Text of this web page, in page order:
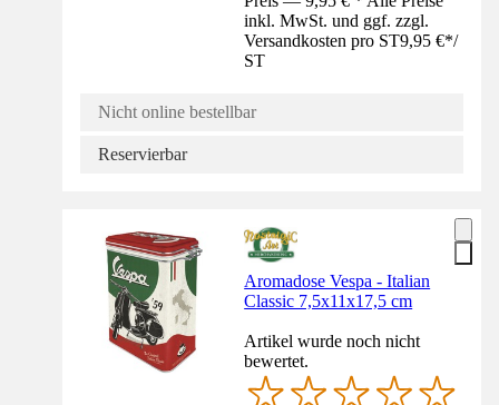
inkl. MwSt. und ggf. zzgl.
Versandkosten pro ST9,95 €*/
ST
Nicht online bestellbar
Reservierbar
Aromadose Vespa - Italian
Classic 7,5x11x17,5 cm
Artikel wurde noch nicht
bewertet.